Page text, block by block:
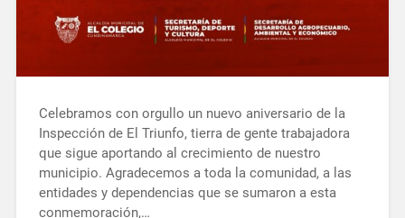
Celebramos con orgullo un nuevo aniversario de la
Inspección de El Triunfo, tierra de gente trabajadora
que sigue aportando al crecimiento de nuestro
municipio. Agradecemos a toda la comunidad, a las
entidades y dependencias que se sumaron a esta
conmemoración,…